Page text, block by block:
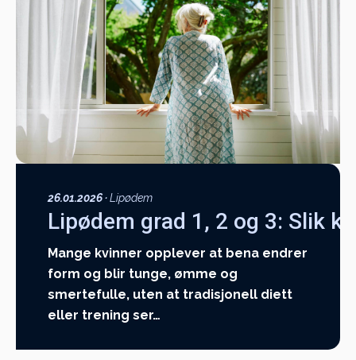
26.01.2026·Lipødem
Lipødem grad 1, 2 og 3: Slik
Mange kvinner opplever at bena endrer
form og blir tunge, ømme og
smertefulle, uten at tradisjonell diett
eller trening ser…